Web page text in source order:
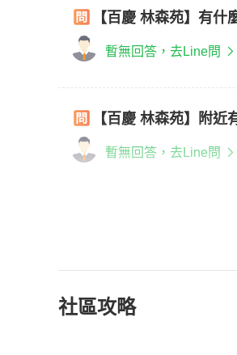
【百慶 林森苑】有什
暫無回答，去Line問
【百慶 林森苑】附
暫無回答，去Line問
社區攻略